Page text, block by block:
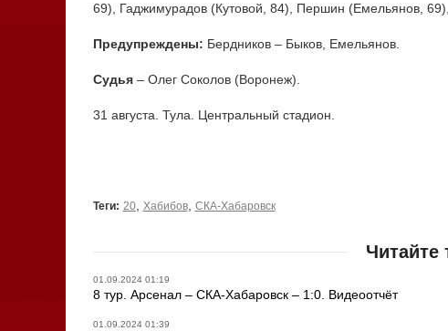
69), Гаджимурадов (Кутовой, 84), Першин (Емельянов,
Предупреждены: Бердников – Быков, Емельянов.
Судья– Олег Соколов (Воронеж).
31 августа. Тула. Центральный стадион.
Теги: 20, Хабибов, СКА-Хабаровск
Читайте
01.09.2024 01:19
8 тур. Арсенал – СКА-Хабаровск – 1:0. Видеоотчёт
01.09.2024 01:39